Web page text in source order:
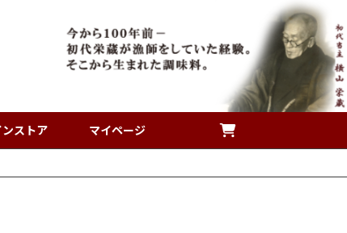
ストア マイページ